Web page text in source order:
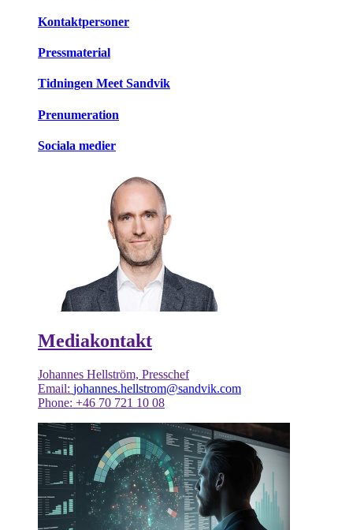
Kontaktpersoner
Pressmaterial
Tidningen Meet Sandvik
Prenumeration
Sociala medier
Mediakontakt
Johannes Hellström, Presschef
Email: johannes.hellstrom@sandvik.com
Phone: +46 70 721 10 08